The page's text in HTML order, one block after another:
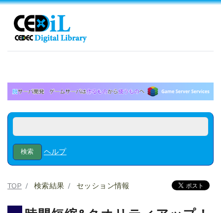
ヘルプ
TOP 検索結果 セッション情報